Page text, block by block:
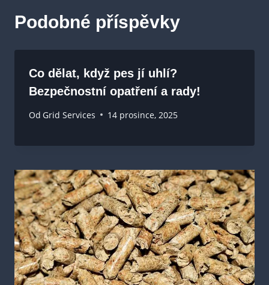
Podobné příspěvky
Co dělat, když pes jí uhlí?
Bezpečnostní opatření a rady!
Od Grid Services 14 prosince, 2025